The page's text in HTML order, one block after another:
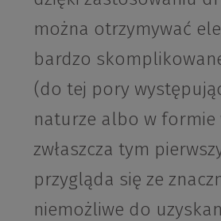
można otrzymywać
bardzo
(do tej pory
naturze albo w formie
zwłaszcza tym
przygląda się ze
niemożliwe do